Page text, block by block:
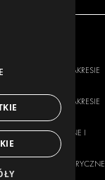
ROZWIĄZANIA W ZAKRESIE
ROZWIĄZANIA W ZAKRESIE
DOSTAW
ŚCIENNE I
ROZWIĄZANIA ELEKTRYCZNE